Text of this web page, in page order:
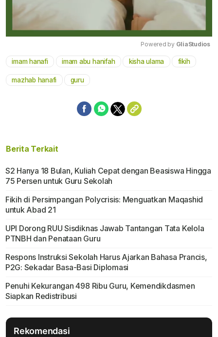
Mute
Powered by GliaStudios
imam hanafi imam abu hanifah kisha ulama fikih
mazhab hanafi guru
Berita Terkait
S2 Hanya 18 Bulan, Kuliah Cepat dengan Beasiswa Hingga
75 Persen untuk Guru Sekolah
Fikih di Persimpangan Polycrisis: Menguatkan Maqashid
untuk Abad 21
UPI Dorong RUU Sisdiknas Jawab Tantangan Tata Kelola
PTNBH dan Penataan Guru
Respons Instruksi Sekolah Harus Ajarkan Bahasa Prancis,
P2G: Sekadar Basa-Basi Diplomasi
Penuhi Kekurangan 498 Ribu Guru, Kemendikdasmen
Siapkan Redistribusi
Rekomendasi